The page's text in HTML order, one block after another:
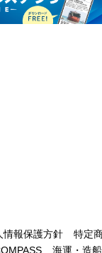
情報保護方針 特定
海運・造